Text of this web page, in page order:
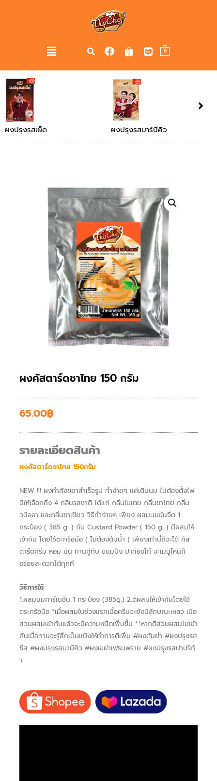
0
ผงปรุงรสบาร์บีคิว ผงปรุงรสไก่
ผงคัสตาร์ดชาไทย 150 กรัม
65.00฿
รายละเอียดสินค้า
ผงคัสตาร์ดชาไทย 150กรัม
NEW !!! ผงทำสังขยาสำเร็จรูป ทำง่ายๆ แค่เติมนม ไม่ต้องตั้งไฟ
มีให้เลือกถึง 4 กลิ่นรสชาติ ได้แก่ กลิ่นใบเตย กลิ่นชาไทย กลิ่น
วนิลลา และกลิ่นชาเขียว วิธีทำง่ายๆ เพียง ผสมนมข้นจืด 1
กระป๋อง ( 385 g. ) กับ Custard Powder ( 150 g. ) ตีผสมให้
เข้ากัน โดยใช้ตะกร้อมือ ( ไม่ต้องต้มน้ำ ) เพียงเท่านี้ก็จะได้ คัส
ตาร์ดครีม หอม มัน ทานคู่กับ ขนมปัง ปาท่องโก๋ จะเมนูไหนก็
อร่อยสะดวกได้ทุกที
​วิธีการใช้
1.ผสมนมคาร์เนชั่น 1 กระป๋อง (385g.) 2.ตีผสมให้เข้ากันโดยใช้
ตระกร้อมือ *เมื่อผสมในช่วงแรกเนื้อครีมจะยังมีลักษณะเหลว เมื่อ
ส่วนผสมเข้ากันแล้วจะมีความหนืดเพิ่มขึ้น **หากตีส่วนผสมไม่เข้า
กันเมื่อทานจะรู้สึกเป็นแป้งให้ทำการตีเพิ่ม #ผงต้มยำ #ผงปรุงรส
ชีส #ผงปรุงรสบาบีคิว #ผงเขย่าเฟรนฟราย #ผงปรุงรสปาปริก้
า